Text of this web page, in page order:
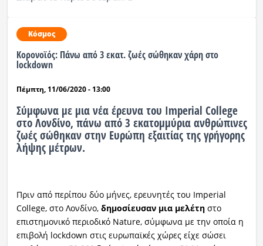
Κόσμος
Κορονοϊός: Πάνω από 3 εκατ. ζωές σώθηκαν χάρη στο
lockdown
Πέμπτη, 11/06/2020 - 13:00
Σύμφωνα με μια νέα έρευνα του Imperial College
στο Λονδίνο, πάνω από 3 εκατομμύρια ανθρώπινες
ζωές σώθηκαν στην Ευρώπη εξαιτίας της γρήγορης
λήψης μέτρων.
Πριν από περίπου δύο μήνες, ερευνητές του Imperial
College, στο Λονδίνο, δημοσίευσαν μια μελέτηστο
επιστημονικό περιοδικό Nature, σύμφωνα με την οποία η
επιβολή lockdown στις ευρωπαϊκές χώρες είχε σώσει